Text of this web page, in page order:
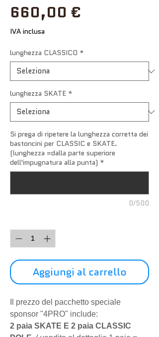
660,00 €
IVA inclusa
lunghezza CLASSICO *
lunghezza SKATE *
Si prega di ripetere la lunghezza corretta dei
bastoncini per CLASSIC e SKATE.
(lunghezza =dalla parte superiore
dell'impugnatura alla punta) *
0/500
Aggiungi al carrello
Il prezzo del pacchetto speciale
sponsor "4PRO" include:
2 paia SKATE E 2 paia CLASSIC